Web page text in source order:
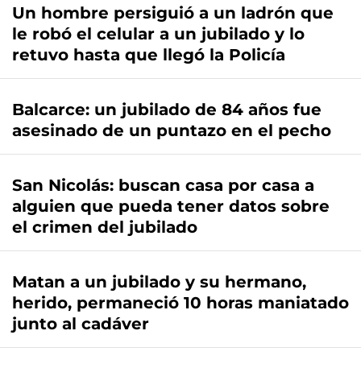
Un hombre persiguió a un ladrón que
le robó el celular a un jubilado y lo
retuvo hasta que llegó la Policía
Balcarce: un jubilado de 84 años fue
asesinado de un puntazo en el pecho
San Nicolás: buscan casa por casa a
alguien que pueda tener datos sobre
el crimen del jubilado
Matan a un jubilado y su hermano,
herido, permaneció 10 horas maniatado
junto al cadáver